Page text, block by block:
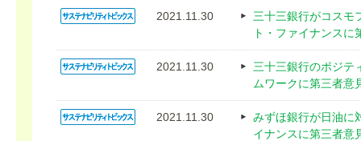
2021.11.30
三十三銀行がコスモ
ト・ファイナンスに
2021.11.30
三十三銀行のポジテ
ムワークに第三者意
2021.11.30
みずほ銀行が日油に
イナンスに第三者意